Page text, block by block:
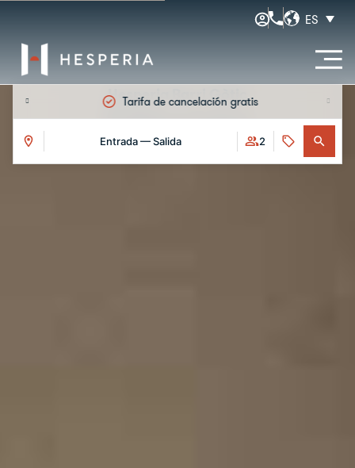
ES
HabitacionesGaleríaServiciosEventos Ofertas
Tarifa de cancelación gratis
Entrada — Salida 2
Hesperia Barri Gòtic
Habitaciones